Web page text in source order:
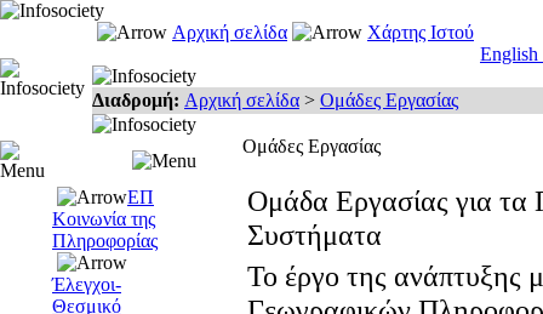
Αρχική σελίδα
Χάρτης Ιστού
English
Διαδρομή: Αρχική σελίδα > Ομάδες Εργασίας
ΕΠ
Κοινωνία της
Πληροφορίας
Έλεγχοι-
Θεσμικό
Ομάδες Εργασίας
Ομάδα Εργασίας για
Συστήματα
Το έργο της ανάπτυξης